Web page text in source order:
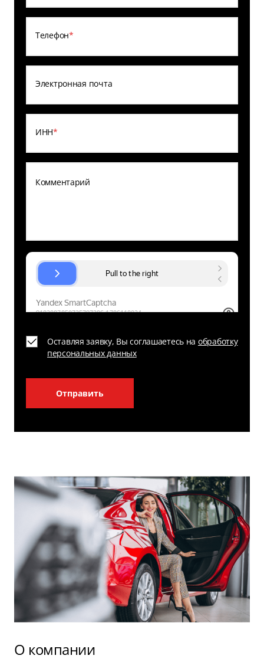
Телефон*
Электронная почта
ИНН*
Оставляя заявку, Вы соглашаетесь на обработку
персональных данных
Отправить
О компании